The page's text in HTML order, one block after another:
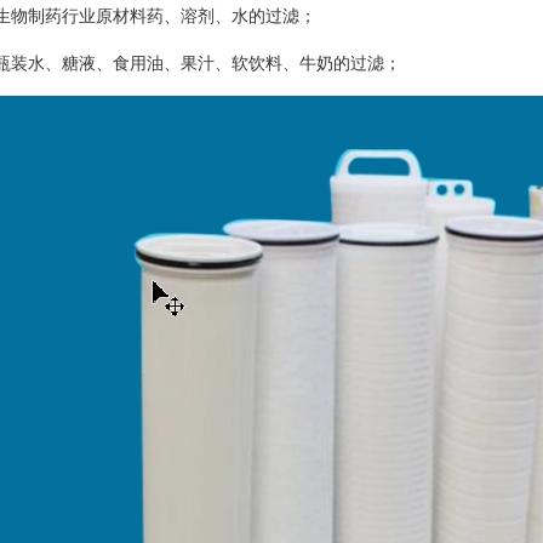
物制药行业原材料药、溶剂、水的过滤；
装水、糖液、食用油、果汁、软饮料、牛奶的过滤；